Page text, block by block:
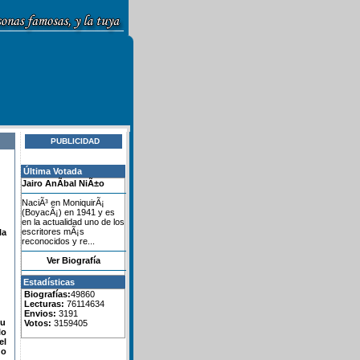
PUBLICIDAD
Última Votada
Jairo AnÃ­bal NiÃ±o
NaciÃ³ en MoniquirÃ¡
(BoyacÃ¡) en 1941 y es
en la actualidad uno de los
escritores mÃ¡s
reconocidos y re...
Ver Biografía
Estadísticas
Biografías:49860
Lecturas: 76114634
Envios: 3191
Votos: 3159405